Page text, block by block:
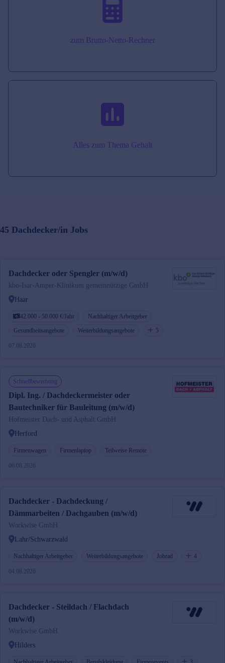
zum Brutto-Netto-Rechner
Alles zum Thema Gehalt
45 Dachdecker/in Jobs
Dachdecker oder Spengler (m/w/d)
kbo-Isar-Amper-Klinikum gemeinnützige GmbH
Haar
42.000 - 50.000 €/Jahr
Nachhaltiger Arbeitgeber
Gesundheitsangebote
Weiterbildungsangebote 5
07.08.2026
Schnellbewerbung
Dipl. Ing. / Dachdeckermeister oder
Bautechniker für Bauleitung (m/w/d)
Hofmeister Dach- und Asphalt GmbH
Herford
Firmenwagen Firmenlaptop Teilweise Remote
06.08.2026
Dachdecker - Dachdeckung /
Dämmarbeiten / Dachgauben (m/w/d)
Workwise GmbH
Lahr/Schwarzwald
Nachhaltiger Arbeitgeber Weiterbildungsangebote Jobrad 4
04.08.2026
Dachdecker - Steildach / Flachdach
(m/w/d)
Workwise GmbH
Hilders